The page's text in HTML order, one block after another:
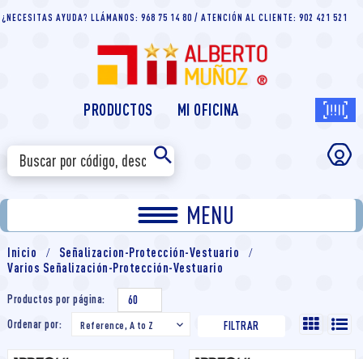
¿NECESITAS AYUDA? LLÁMANOS: 968 75 14 80 / ATENCIÓN AL CLIENTE: 902 421 521
PRODUCTOS MI OFICINA
MENU
Inicio
Señalizacion-Protección-Vestuario
Varios Señalización-Protección-Vestuario
Productos por página:
60
Ordenar por:
Reference, A to Z  FILTRAR